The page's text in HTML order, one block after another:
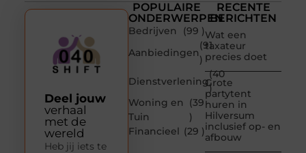
POPULAIRE
ONDERWERPEN
Bedrijven
(99 )
Aanbiedingen
(91
)
Dienstverlening
(40
)
Woning en
Tuin
(39
)
Financieel (29 )
RECENTE
BERICHTEN
Wat een
taxateur
precies doet
Grote
partytent
huren in
Hilversum
inclusief op- en
afbouw
Deel jouw
verhaal
met de
wereld
Heb jij iets te